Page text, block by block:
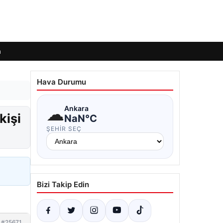
Hava Durumu
☁Ankara
NaN°C
ŞEHIR SEÇ
Bizi Takip Edin